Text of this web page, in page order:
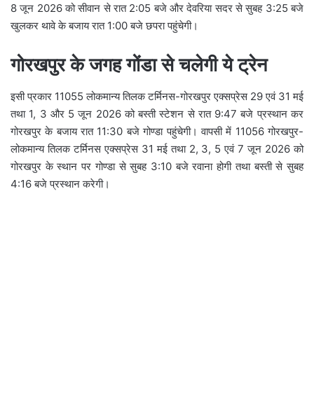
8 जून 2026 को सीवान से रात 2:05 बजे और देवरिया सदर से सुबह 3:25 बजे
खुलकर थावे के बजाय रात 1:00 बजे छपरा पहुंचेगी।
गोरखपुर के जगह गोंडा से चलेगी ये ट्रेन
इसी प्रकार 11055 लोकमान्य तिलक टर्मिनस-गोरखपुर एक्सप्रेस 29 एवं 31 मई
तथा 1, 3 और 5 जून 2026 को बस्ती स्टेशन से रात 9:47 बजे प्रस्थान कर
गोरखपुर के बजाय रात 11:30 बजे गोण्डा पहुंचेगी। वापसी में 11056 गोरखपुर-
लोकमान्य तिलक टर्मिनस एक्सप्रेस 31 मई तथा 2, 3, 5 एवं 7 जून 2026 को
गोरखपुर के स्थान पर गोण्डा से सुबह 3:10 बजे रवाना होगी तथा बस्ती से सुबह
4:16 बजे प्रस्थान करेगी।